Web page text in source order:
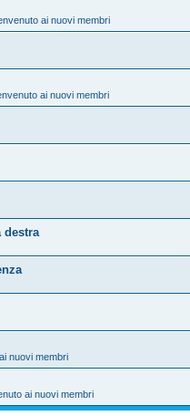
ai nuovi membri
ai nuovi membri
destra
nuovi membri
ai nuovi membri